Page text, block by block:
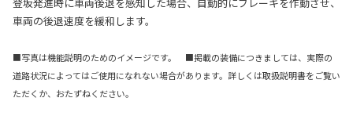
車両の後退速度を緩和します。
■写真は機能説明のためのイメージです。 ■掲載の装備につきましては、実際の
道路状況によってはご使用になれない場合があります。詳しくは取扱説明書をご覧い
ただくか、おたずねください。